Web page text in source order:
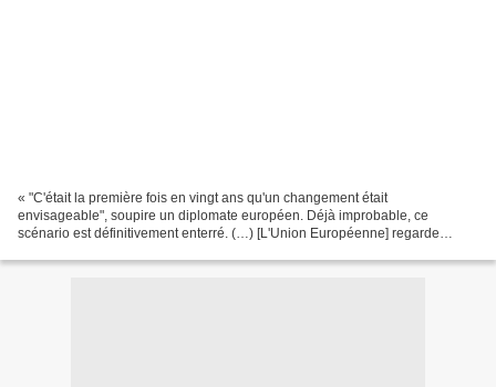
« "C'était la première fois en vingt ans qu'un changement était
envisageable", soupire un diplomate européen. Déjà improbable, ce
scénario est définitivement enterré. (…) [L'Union Européenne] regarde